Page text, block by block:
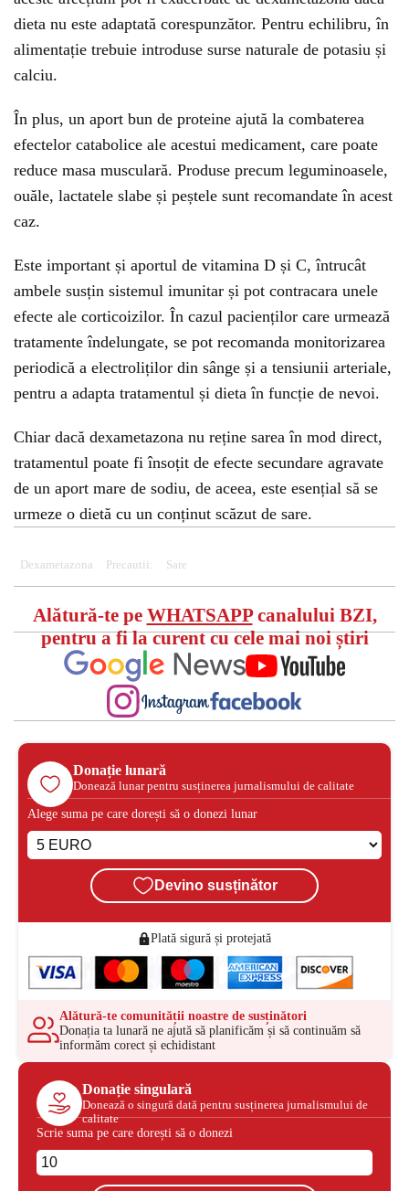
dieta nu este adaptată corespunzător. Pentru echilibru, în
alimentație trebuie introduse surse naturale de potasiu și
calciu.
În plus, un aport bun de proteine ajută la combaterea
efectelor catabolice ale acestui medicament, care poate
reduce masa musculară. Produse precum leguminoasele,
ouăle, lactatele slabe și peștele sunt recomandate în acest
caz.
Este important și aportul de vitamina D și C, întrucât
ambele susțin sistemul imunitar și pot contracara unele
efecte ale corticoizilor. În cazul pacienților care urmează
tratamente îndelungate, se pot recomanda monitorizarea
periodică a electroliților din sânge și a tensiunii arteriale,
pentru a adapta tratamentul și dieta în funcție de nevoi.
Chiar dacă dexametazona nu reține sarea în mod direct,
tratamentul poate fi însoțit de efecte secundare agravate
de un aport mare de sodiu, de aceea, este esențial să se
urmeze o dietă cu un conținut scăzut de sare.
Dexametazona Precautii: Sare
Alătură-te pe WHATSAPPcanalului BZI,
pentru a fi la curent cu cele mai noi știri
Donație lunară
Donează lunar pentru susținerea jurnalismului de calitate
Alege suma pe care dorești să o donezi lunar
Devino susținător
Plată sigură și protejată
Alătură-te comunității noastre de susținători
Donația ta lunară ne ajută să planificăm și să continuăm să
informăm corect și echidistant
Donație singulară
Donează o singură dată pentru susținerea jurnalismului de
calitate
Scrie suma pe care dorești să o donezi